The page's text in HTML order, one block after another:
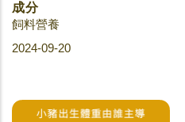
成分
飼料營養
2024-09-20